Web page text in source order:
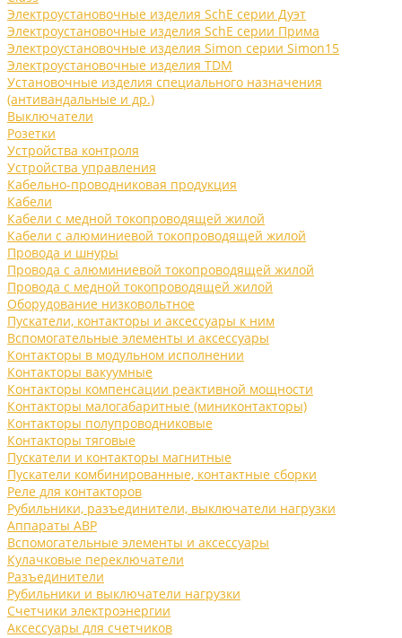
Электроустановочные изделия SchE серии Дуэт
Электроустановочные изделия SchE серии Прима
Электроустановочные изделия Simon серии Simon15
Электроустановочные изделия TDM
Установочные изделия специального назначения
(антивандальные и др.)
Выключатели
Розетки
Устройства контроля
Устройства управления
Кабельно-проводниковая продукция
Кабели
Кабели с медной токопроводящей жилой
Кабели с алюминиевой токопроводящей жилой
Провода и шнуры
Провода с алюминиевой токопроводящей жилой
Провода с медной токопроводящей жилой
Оборудование низковольтное
Пускатели, контакторы и аксессуары к ним
Вспомогательные элементы и аксессуары
Контакторы в модульном исполнении
Контакторы вакуумные
Контакторы компенсации реактивной мощности
Контакторы малогабаритные (миниконтакторы)
Контакторы полупроводниковые
Контакторы тяговые
Пускатели и контакторы магнитные
Пускатели комбинированные, контактные сборки
Реле для контакторов
Рубильники, разъединители, выключатели нагрузки
Аппараты АВР
Вспомогательные элементы и аксессуары
Кулачковые переключатели
Разъединители
Рубильники и выключатели нагрузки
Счетчики электроэнергии
Аксессуары для счетчиков